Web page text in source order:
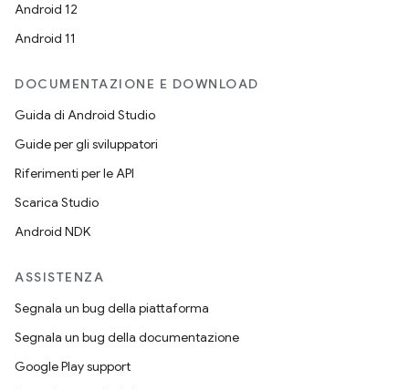
Android 12
Android 11
DOCUMENTAZIONE E DOWNLOAD
Guida di Android Studio
Guide per gli sviluppatori
Riferimenti per le API
Scarica Studio
Android NDK
ASSISTENZA
Segnala un bug della piattaforma
Segnala un bug della documentazione
Google Play support